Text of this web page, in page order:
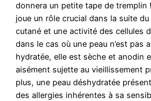
donnera un petite tape de tremplin
joue un rôle crucial dans la suite
cutané et une activité des cellules
dans le cas où une peau n’est pas
hydratée, elle est sèche et anodin
aisément sujette au vieillissement
plus, une peau déshydratée
des allergies inhérentes à sa